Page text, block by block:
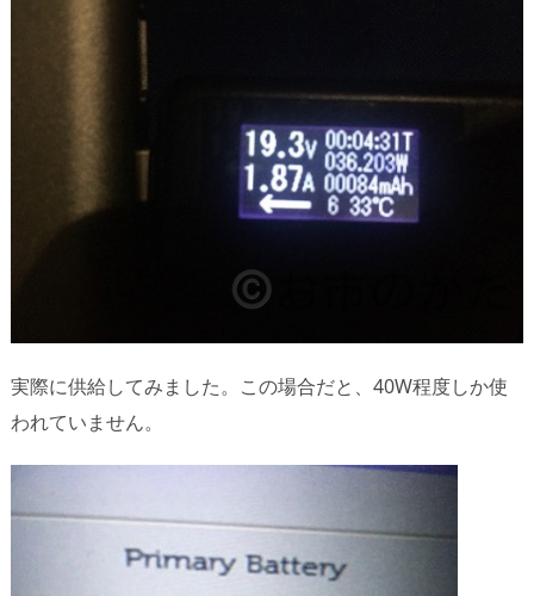
実際に供給してみました。この場合だと、40W程度しか使
われていません。